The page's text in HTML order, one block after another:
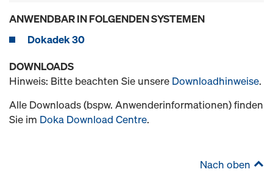
ANWENDBAR IN FOLGENDEN SYSTEMEN
Dokadek 30
DOWNLOADS
Hinweis: Bitte beachten Sie unsere Downloadhinweise.
Alle Downloads (bspw. Anwenderinformationen) finden
Sie im Doka Download Centre.
Nach oben